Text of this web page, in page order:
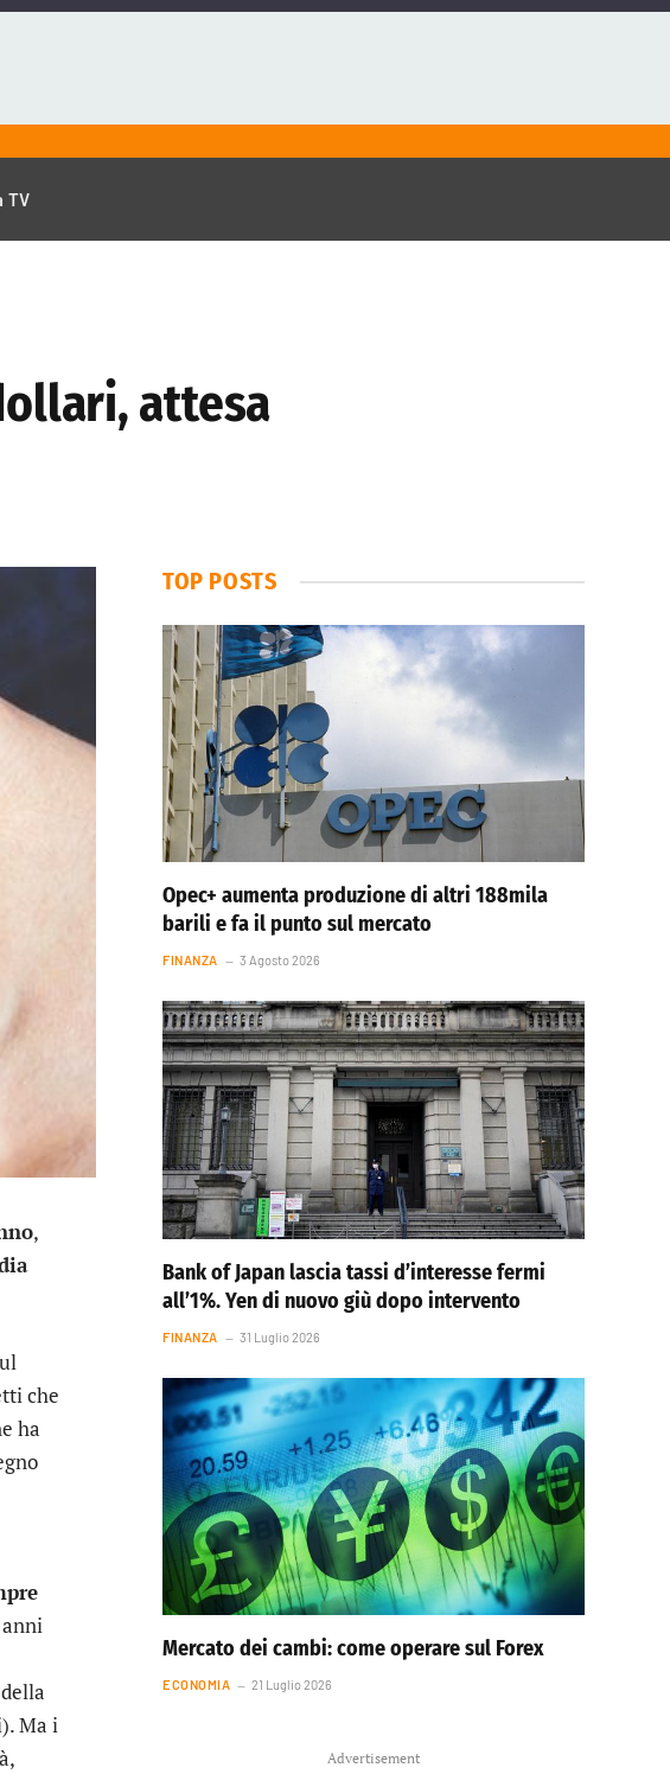
TV
attesa
,
che
ha
Ma i
TOP POSTS
Opec+ aumenta produzione di altri 188mila
barili e fa il punto sul mercato
FINANZA 3 Agosto 2026
Bank of Japan lascia tassi d’interesse fermi
all’1%. Yen di nuovo giù dopo intervento
FINANZA 31 Luglio 2026
Mercato dei cambi: come operare sul Forex
ECONOMIA 21 Luglio 2026
Advertisement